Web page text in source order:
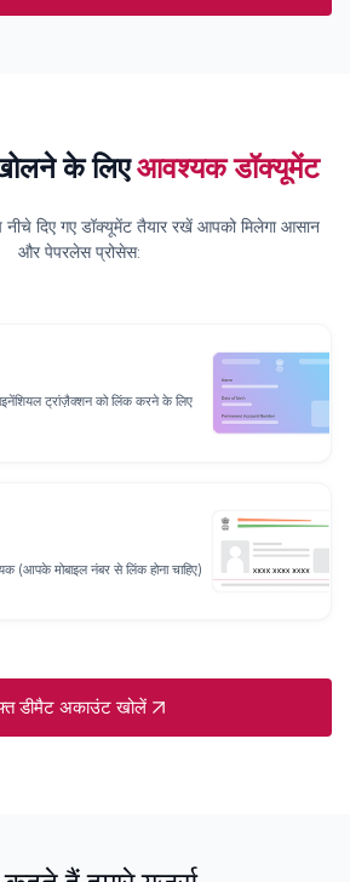
के लिएआवश्यक डॉक्यूमेंट
दिए गए डॉक्यूमेंट तैयार रखें आपको मिलेगा आसान
और पेपरलेस प्रोसेस:
ट्रांज़ैक्शन को लिंक करने के लिए
(आपके मोबाइल नंबर से लिंक होना चाहिए)
डीमैट अकाउंट खोलें